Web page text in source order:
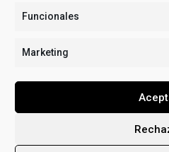
Funcionales
Marketing
© 2019COMARCA CUENCAS